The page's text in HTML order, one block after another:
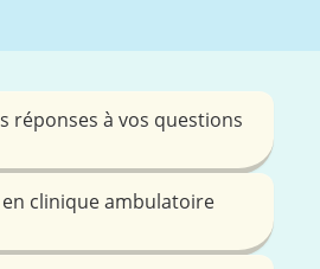
réponses à vos questions
en clinique ambulatoire